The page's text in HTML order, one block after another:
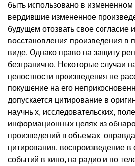
быть использовано в
вердившие измененное
будущем отозвать свое согласие
восстановления произведения в
виде. Однако право на защиту
безгранично. Некоторые случаи
целостности произведения не
покушение на его
допускается цитирование в
научных, исследовательских,
информацион­ных целях из
произведений в объемах,
цитирования, воспроизведение в
событий в кино, на радио и по